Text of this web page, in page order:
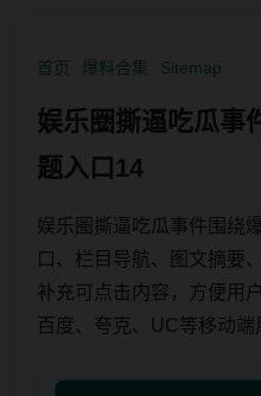
首页 爆料合集 Sitemap
娱乐圈撕逼吃瓜事
题入口14
娱乐圈撕逼吃瓜事件围绕
口、栏目导航、图文摘要
补充可点击内容，方便用
百度、夸克、UC等移动端